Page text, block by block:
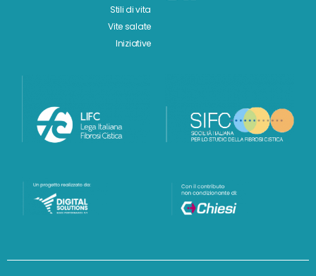
Stili di vita
Vite salate
Iniziative